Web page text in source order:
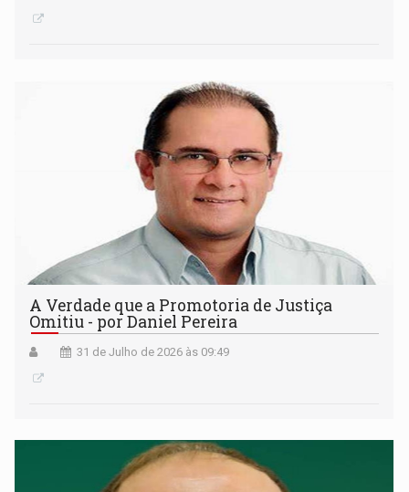
A Verdade que a Promotoria de Justiça
Omitiu - por Daniel Pereira
31 de Julho de 2026 às 09:49